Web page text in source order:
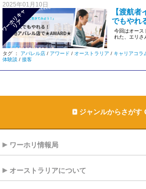
2025年01月10日
ワ
ー
ホ
リ
キ
ャ
リ
ア
【渡航
でもやれ
今回はオース
れた、エリさ
タグ ： アパレル店 / アワード / オーストラリア / キャリアコラ
体験談 / 接客
ジャンルからさがす
ワーホリ情報局
オーストラリアについて